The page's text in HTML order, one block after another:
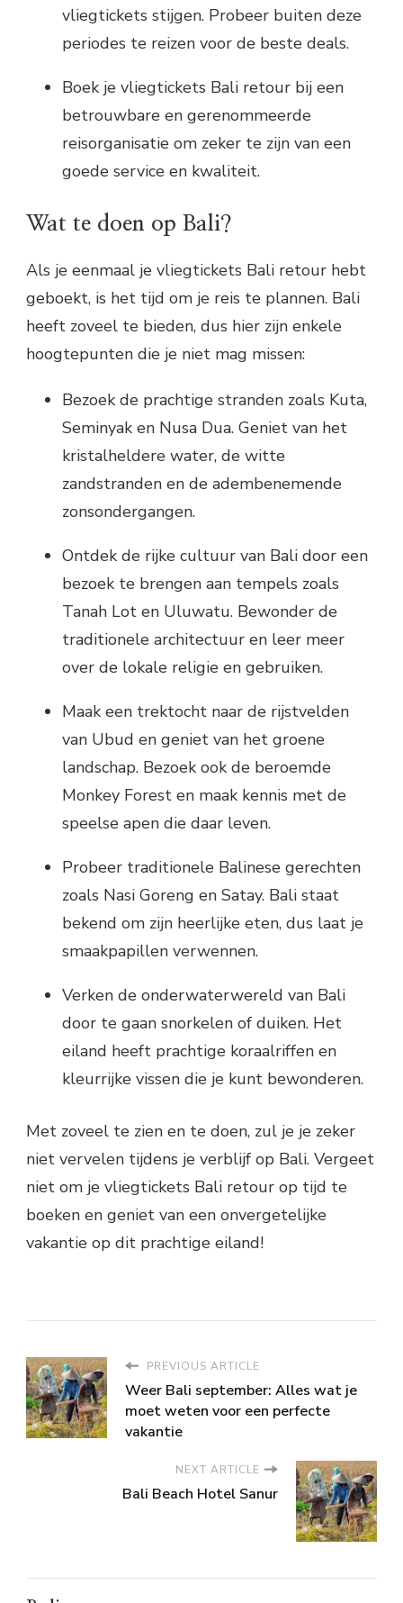
vliegtickets stijgen. Probeer buiten deze
periodes te reizen voor de beste deals.
Boek je vliegtickets Bali retour bij een
betrouwbare en gerenommeerde
reisorganisatie om zeker te zijn van een
goede service en kwaliteit.
Wat te doen op Bali?
Als je eenmaal je vliegtickets Bali retour hebt
geboekt, is het tijd om je reis te plannen. Bali
heeft zoveel te bieden, dus hier zijn enkele
hoogtepunten die je niet mag missen:
Bezoek de prachtige stranden zoals Kuta,
Seminyak en Nusa Dua. Geniet van het
kristalheldere water, de witte
zandstranden en de adembenemende
zonsondergangen.
Ontdek de rijke cultuur van Bali door een
bezoek te brengen aan tempels zoals
Tanah Lot en Uluwatu. Bewonder de
traditionele architectuur en leer meer
over de lokale religie en gebruiken.
Maak een trektocht naar de rijstvelden
van Ubud en geniet van het groene
landschap. Bezoek ook de beroemde
Monkey Forest en maak kennis met de
speelse apen die daar leven.
Probeer traditionele Balinese gerechten
zoals Nasi Goreng en Satay. Bali staat
bekend om zijn heerlijke eten, dus laat je
smaakpapillen verwennen.
Verken de onderwaterwereld van Bali
door te gaan snorkelen of duiken. Het
eiland heeft prachtige koraalriffen en
kleurrijke vissen die je kunt bewonderen.
Met zoveel te zien en te doen, zul je je zeker
niet vervelen tijdens je verblijf op Bali. Vergeet
niet om je vliegtickets Bali retour op tijd te
boeken en geniet van een onvergetelijke
vakantie op dit prachtige eiland!
PREVIOUS ARTICLE
Weer Bali september: Alles wat je
moet weten voor een perfecte
vakantie
NEXT ARTICLE
Bali Beach Hotel Sanur